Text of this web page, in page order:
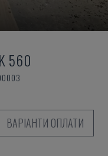
560
ВАРІАНТИ ОПЛАТИ